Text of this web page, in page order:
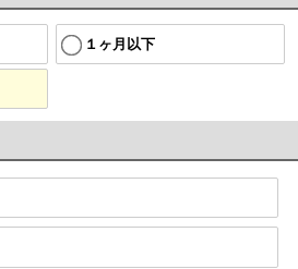
１ヶ月以下